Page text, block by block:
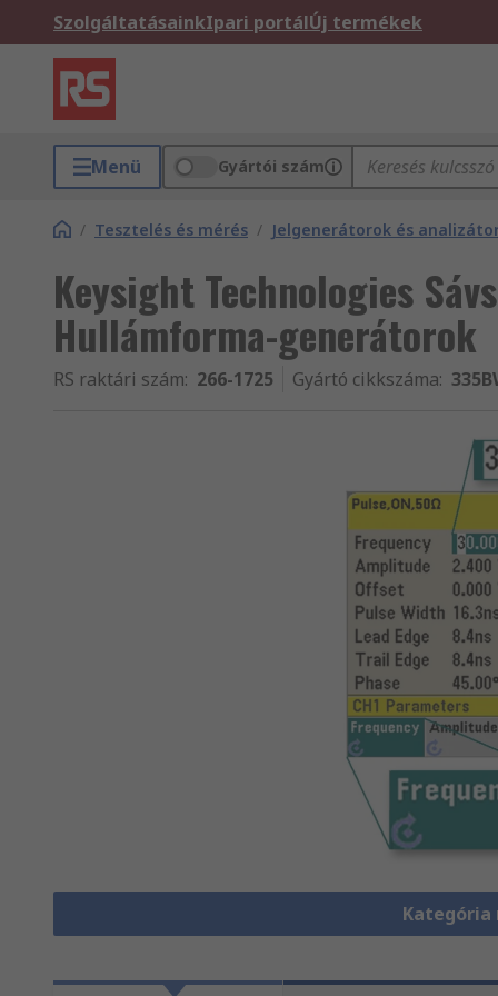
SzolgáltatásainkIpari portálÚj termékek
Menü Gyártói szám
/ Tesztelés és mérés / Jelgenerátorok és
Keysight Technologies
Hullámforma-generátorok
RS raktári szám: 266-1725 Gyártó cikkszáma: